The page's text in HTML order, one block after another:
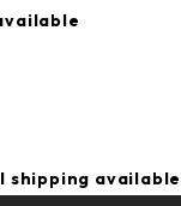
shipping available